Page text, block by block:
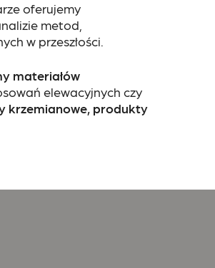
oferujemy
metod,
w przeszłości.
materiałów
elewacyjnych czy
krzemianowe, produkty